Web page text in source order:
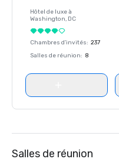
Hôtel de luxe à
Washington, DC
Chambres d'invités: 237
Salles de réunion: 8
Salles de réunion